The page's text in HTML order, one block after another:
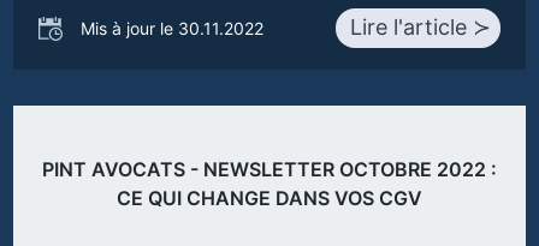
Mis à jour le 30.11.2022 Lire l'article ≻
PINT AVOCATS - NEWSLETTER OCTOBRE 2022 :
CE QUI CHANGE DANS VOS CGV